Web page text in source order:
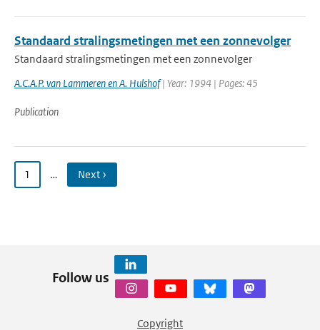
Standaard stralingsmetingen met een zonnevolger
Standaard stralingsmetingen met een zonnevolger
A.C.A.P. van Lammeren en A. Hulshof| Year: 1994 | Pages: 45
Publication
1 … Next ›
Follow us
Copyright